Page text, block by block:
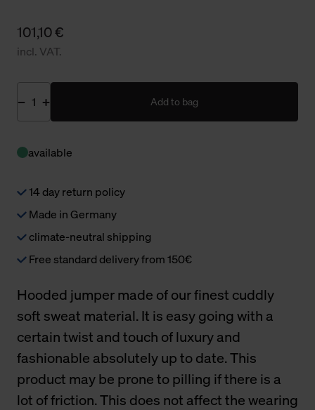
101,10 €
incl. VAT.
Add to bag
available
14 day return policy
Made in Germany
climate-neutral shipping
Free standard delivery from 150€
Hooded jumper made of our finest cuddly
soft sweat material. It is easy going with a
certain twist and touch of luxury and
fashionable absolutely up to date. This
product may be prone to pilling if there is a
lot of friction. This does not affect the wearing